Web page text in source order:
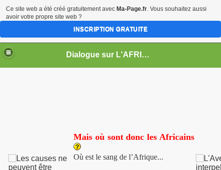
Dialogue sur L'AFRIQUE
Mais où sont donc les Africains
Où est le sang de l’Afrique...
Ce site web a été créé gratuitement avec Ma-Page.fr. Vous souhaitez aussi
avoir votre propre site web ?
INSCRIPTION GRATUITE